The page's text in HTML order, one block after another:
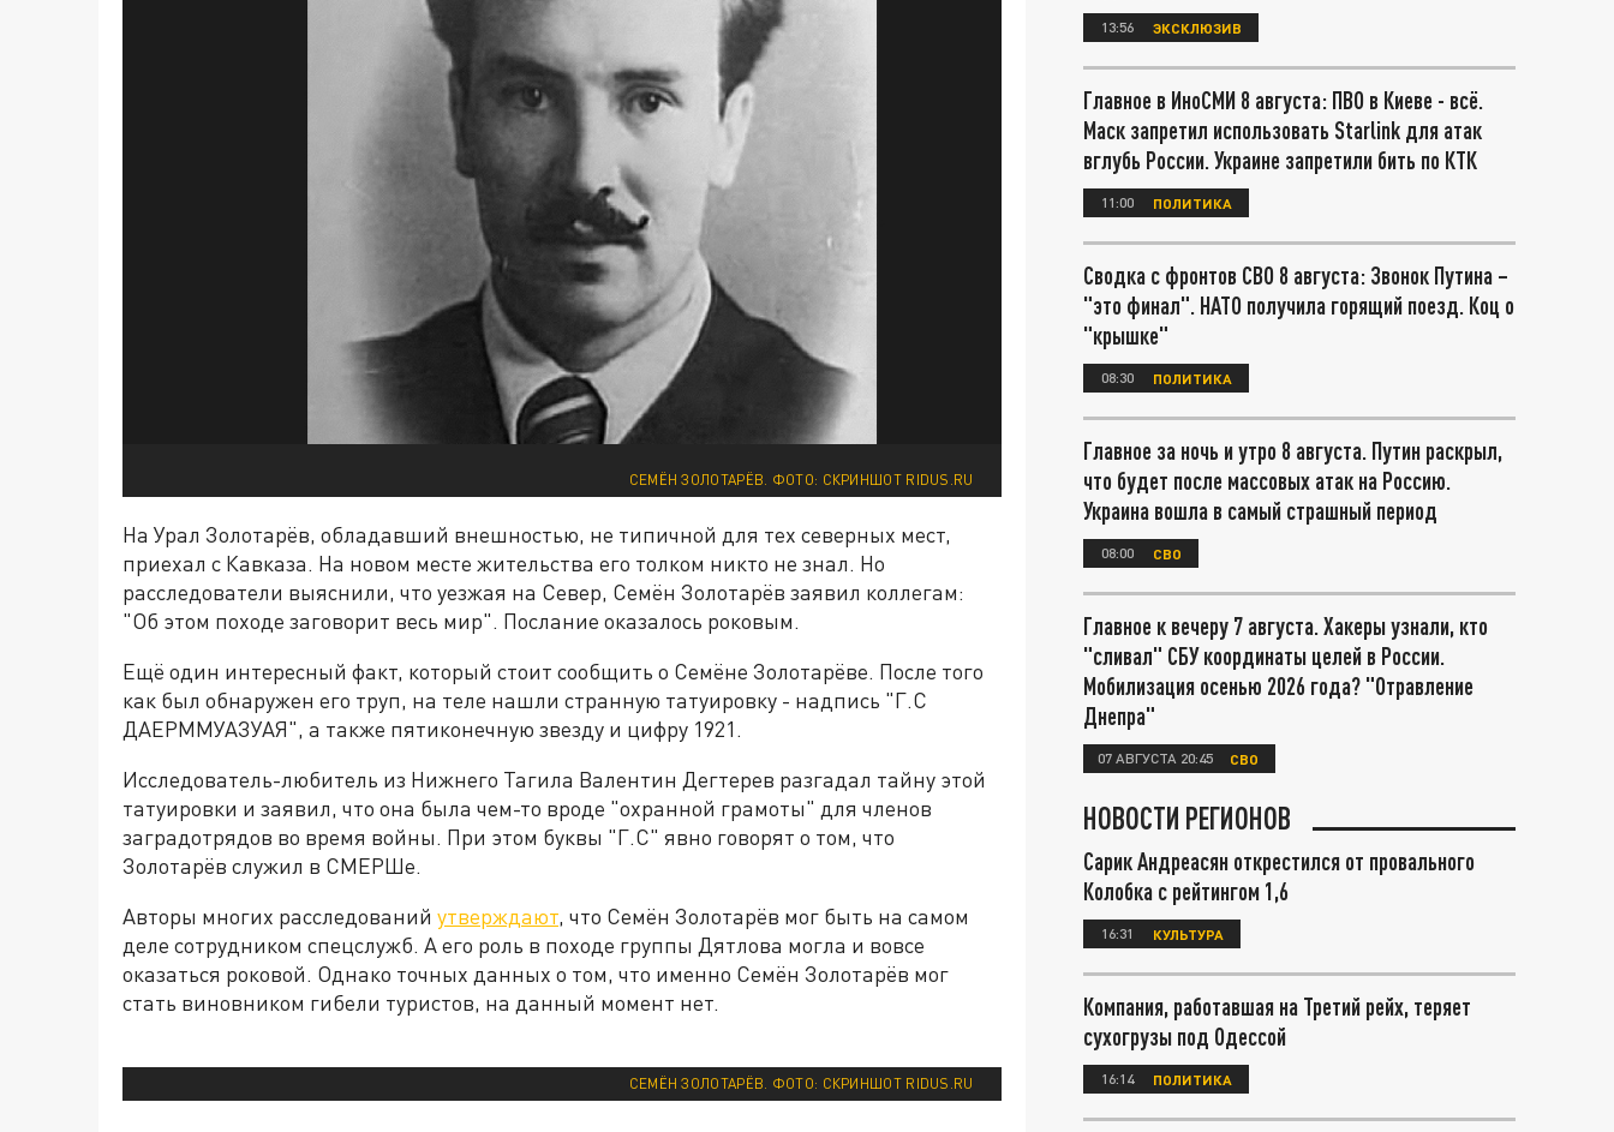
СЕМЁН ЗОЛОТАРЁВ. ФОТО: СКРИНШОТ RIDUS.RU
На Урал Золотарёв, обладавший внешностью, не типичной для тех северных мест,
приехал с Кавказа. На новом месте жительства его толком никто не знал. Но
расследователи выяснили, что уезжая на Север, Семён Золотарёв заявил коллегам:
"Об этом походе заговорит весь мир". Послание оказалось роковым.
Ещё один интересный факт, который стоит сообщить о Семёне Золотарёве. После того
как был обнаружен его труп, на теле нашли странную татуировку - надпись "Г.С
ДАЕРММУАЗУАЯ", а также пятиконечную звезду и цифру 1921.
Исследователь-любитель из Нижнего Тагила Валентин Дегтерев разгадал тайну этой
татуировки и заявил, что она была чем-то вроде "охранной грамоты" для членов
заградотрядов во время войны. При этом буквы "Г.С" явно говорят о том, что
Золотарёв служил в СМЕРШе.
Авторы многих расследований утверждают, что Семён Золотарёв мог быть на самом
деле сотрудником спецслужб. А его роль в походе группы Дятлова могла и вовсе
оказаться роковой. Однако точных данных о том, что именно Семён Золотарёв мог
стать виновником гибели туристов, на данный момент нет.
СЕМЁН ЗОЛОТАРЁВ. ФОТО: СКРИНШОТ RIDUS.RU
13:56 ЭКСКЛЮЗИВ
Главное в ИноСМИ 8 августа: ПВО в Киеве - всё.
Маск запретил использовать Starlink для атак
вглубь России. Украине запретили бить по КТК
11:00 ПОЛИТИКА
Сводка с фронтов СВО 8 августа: Звонок Путина –
"это финал". НАТО получила горящий поезд. Коц о
"крышке"
08:30 ПОЛИТИКА
Главное за ночь и утро 8 августа. Путин раскрыл,
что будет после массовых атак на Россию.
Украина вошла в самый страшный период
08:00 СВО
Главное к вечеру 7 августа. Хакеры узнали, кто
"сливал" СБУ координаты целей в России.
Мобилизация осенью 2026 года? "Отравление
Днепра"
07 АВГУСТА 20:45 СВО
НОВОСТИ РЕГИОНОВ
Сарик Андреасян открестился от провального
Колобка с рейтингом 1,6
16:31 КУЛЬТУРА
Компания, работавшая на Третий рейх, теряет
сухогрузы под Одессой
16:14 ПОЛИТИКА